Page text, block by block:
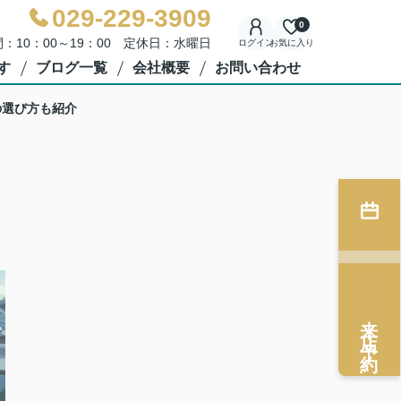
029-229-3909
：10：00～19：00 定休日：水曜日 ログインお気に入り
0
ブログ一覧 会社概要 お問い合わせ
び方も紹介
来店予約